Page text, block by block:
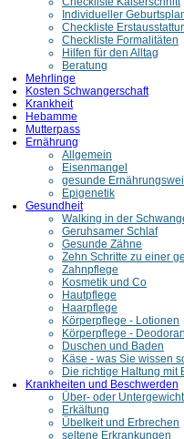
Individueller
Checkliste
Checkliste Formalitäten
Hilfen für den Alltag
Beratung
Mehrlinge
Kosten Schwangerschaft
Krankheit
Hebamme
Mutterpass
Ernährung
Allgemein
Eisenmangel
gesunde
Epigenetik
Gesundheit
Walking in der
Geruhsamer Schlaf
Gesunde Zähne
Zehn Schritte zu einer
Zahnpflege
Kosmetik und Co
Hautpflege
Haarpflege
Körperpflege - Lotionen
Körperpflege -
Duschen und Baden
Käse - was Sie wissen
Die richtige Haltung mit
Krankheiten und Beschwerden
Über- oder Untergewicht
Erkältung
Übelkeit und Erbrechen
seltene Erkrankungen